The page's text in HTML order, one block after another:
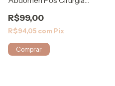
R$99,00
R$94,05 com Pix
Comprar